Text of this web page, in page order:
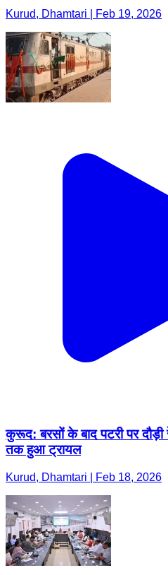
Kurud, Dhamtari | Feb 19, 2026
कुरूद: बरसों के बाद पटरी पर
तक हुआ ट्रायल
Kurud, Dhamtari | Feb 18, 2026